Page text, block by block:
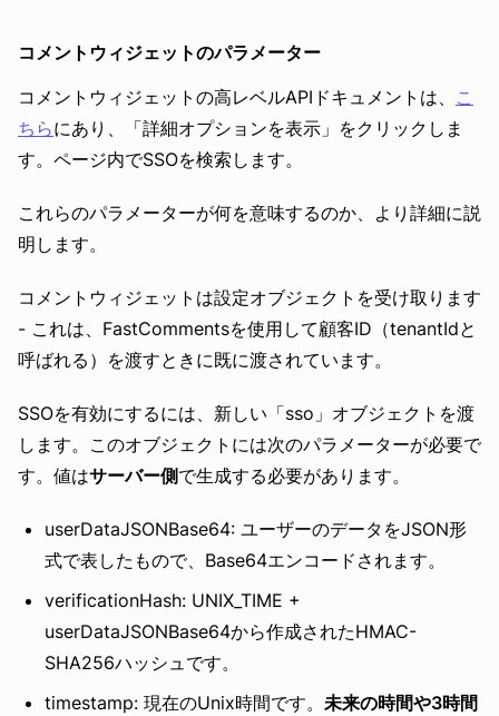
コメントウィジェットのパラメーター
コメントウィジェットの高レベルAPIドキュメントは、 こ
ちらにあり、「詳細オプションを表示」をクリックしま
す。ページ内でSSOを検索します。
これらのパラメーターが何を意味するのか、より詳細に説
明します。
コメントウィジェットは設定オブジェクトを受け取ります
- これは、FastCommentsを使用して顧客ID（tenantIdと
呼ばれる）を渡すときに既に渡されています。
SSOを有効にするには、新しい「sso」オブジェクトを渡
します。このオブジェクトには次のパラメーターが必要で
す。値はサーバー側で生成する必要があります。
userDataJSONBase64: ユーザーのデータをJSON形
式で表したもので、Base64エンコードされます。
verificationHash: UNIX_TIME +
userDataJSONBase64から作成されたHMAC-
SHA256ハッシュです。
timestamp: 現在のUnix時間です。 未来の時間や3時間